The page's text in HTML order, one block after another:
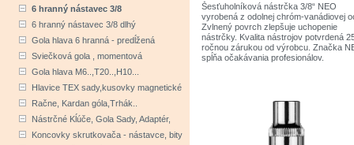
Šesťuholníková nástrčka 3/8“ NEO
vyrobená z odolnej chróm-vanádiovej
Zvlnený povrch zlepšuje uchopenie
nástrčky. Kvalita nástrojov potvrdená
ročnou zárukou od výrobcu. Značka
spĺňa očakávania profesionálov.
6 hranný nástavec 3/8
6 hranný nástavec 3/8 dlhý
Gola hlava 6 hranná - predĺžená
Sviečková gola , momentová
Gola hlava M6..,T20..,H10...
Hlavice TEX sady,kusovky magnetické
Račne, Kardan góla,Trhák..
Nástrčné Kĺúče, Gola Sady, Adaptér,
Koncovky skrutkovača - nástavce, bity